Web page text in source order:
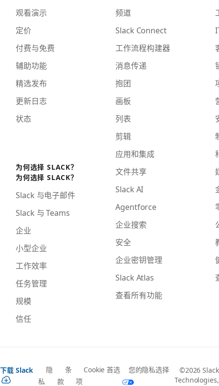
观看演示
定价
付费与免费
辅助功能
精选发布
更新日志
状态
为何选择 SLACK？
为何选择 SLACK？
Slack 与电子邮件
Slack 与 Teams
企业
小型企业
工作效率
任务管理
规模
信任
频道
Slack Connect
工作流程构建器
消息传递
抱团
画板
列表
剪辑
应用和集成
文件共享
Slack AI
Agentforce
企业搜索
安全
企业密钥管理
Slack Atlas
查看所有功能
下载 Slack
隐
私
条
款
Cookie 首选
项
您的隐私选择
©2026 Slack
Technologies,